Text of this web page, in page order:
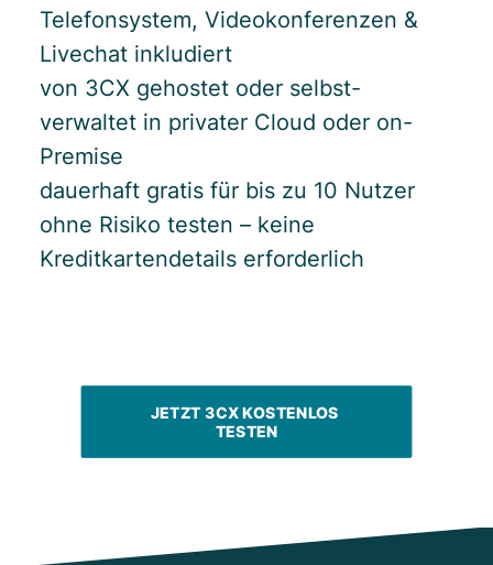
Telefonsystem, Videokonferenzen &
Livechat inkludiert
von 3CX gehostet oder selbst-
verwaltet in privater Cloud oder on-
Premise
dauerhaft gratis für bis zu 10 Nutzer
ohne Risiko testen – keine
Kreditkartendetails erforderlich
JETZT 3CX KOSTENLOS
TESTEN